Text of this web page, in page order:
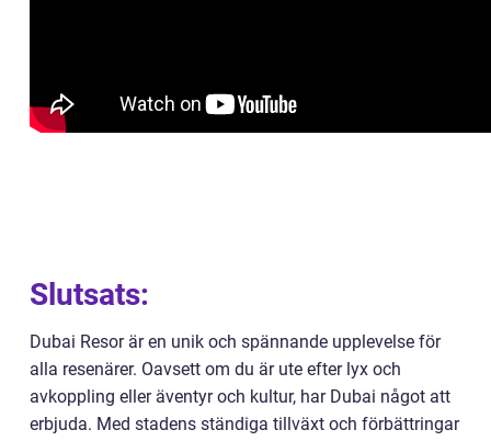
Slutsats:
Dubai Resor är en unik och spännande upplevelse för
alla resenärer. Oavsett om du är ute efter lyx och
avkoppling eller äventyr och kultur, har Dubai något att
erbjuda. Med stadens ständiga tillväxt och förbättringar